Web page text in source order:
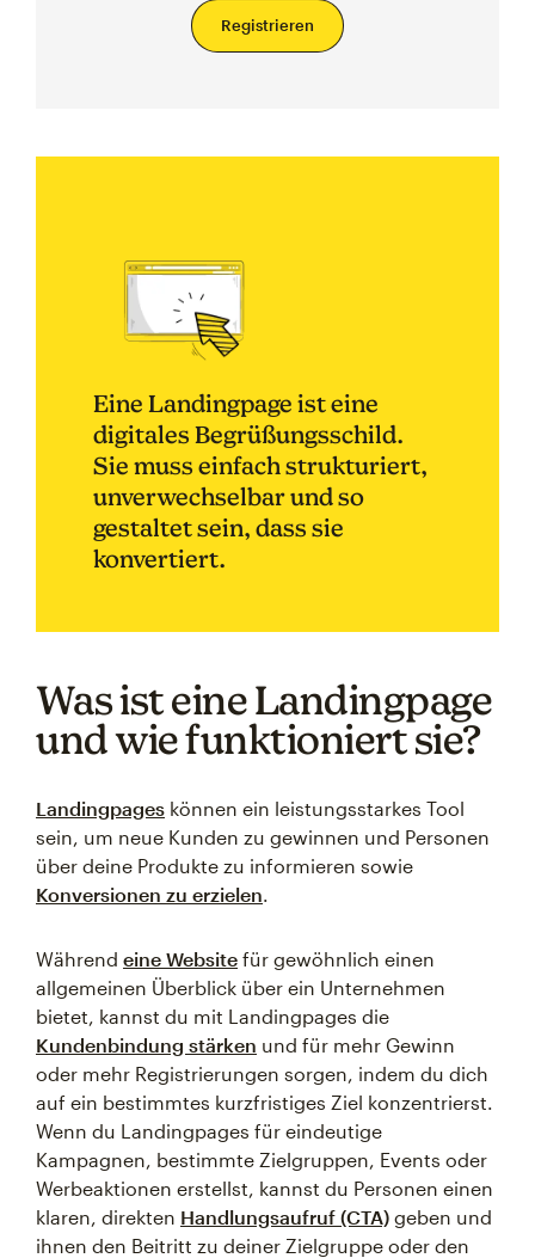
Registrieren
Eine Landingpage ist eine
digitales Begrüßungsschild.
Sie muss einfach strukturiert,
unverwechselbar und so
gestaltet sein, dass sie
konvertiert.
Was ist eine Landingpage
und wie funktioniert sie?
Landingpages können ein leistungsstarkes Tool
sein, um neue Kunden zu gewinnen und Personen
über deine Produkte zu informieren sowie
Konversionen zu erzielen.
Während eine Website für gewöhnlich einen
allgemeinen Überblick über ein Unternehmen
bietet, kannst du mit Landingpages die
Kundenbindung stärken und für mehr Gewinn
oder mehr Registrierungen sorgen, indem du dich
auf ein bestimmtes kurzfristiges Ziel konzentrierst.
Wenn du Landingpages für eindeutige
Kampagnen, bestimmte Zielgruppen, Events oder
Werbeaktionen erstellst, kannst du Personen einen
klaren, direkten Handlungsaufruf (CTA) geben und
ihnen den Beitritt zu deiner Zielgruppe oder den